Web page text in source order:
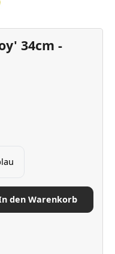
34cm -
Wert ein oder benutze die
den Warenkorb